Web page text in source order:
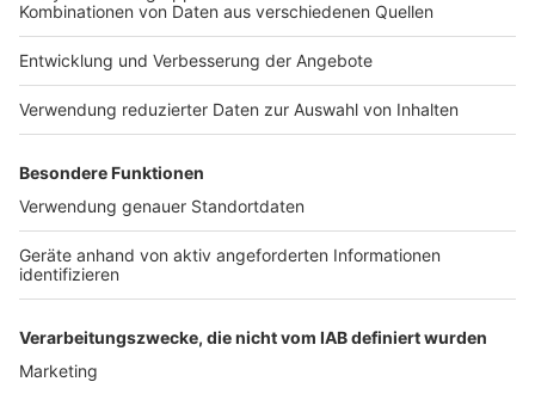
Jobs
Presse
Werben
Archiv
ANTENNE BAYERN GROUP
Stiftung ANTENNE BAYERN
hilft
Teilnahmebedingungen
Studio-Hotline
Verkehrs-Hotline